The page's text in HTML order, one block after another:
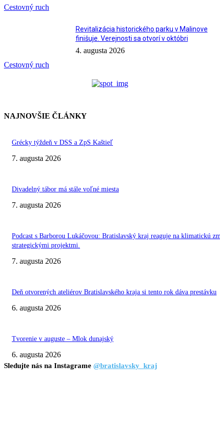
Cestovný ruch
Cestovný ruch
Revitalizácia historického parku v Malinove
finišuje. Verejnosti sa otvorí v októbri
4. augusta 2026
NAJNOVŠIE ČLÁNKY
Grécky týždeň v DSS a ZpS Kaštieľ
7. augusta 2026
Divadelný tábor má stále voľné miesta
7. augusta 2026
Podcast s Barborou Lukáčovou: Bratislavský kraj reaguje na klimatickú
strategickými projektmi.
7. augusta 2026
Deň otvorených ateliérov Bratislavského kraja si tento rok dáva prestávku
6. augusta 2026
Tvorenie v auguste – Mlok dunajský
6. augusta 2026
Sledujte nás na Instagrame @bratislavsky_kraj